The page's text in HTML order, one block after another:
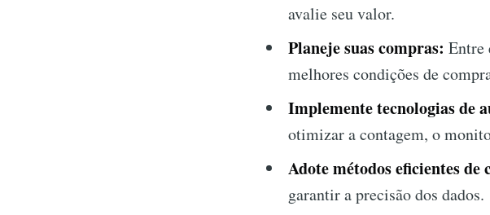
avalie seu valor.
Planeje suas compras: Entre
melhores condições de
Implemente tecnologias de
otimizar a contagem, o
Adote métodos eficientes de
garantir a precisão dos dados.